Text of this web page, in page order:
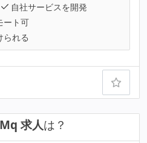
自社サービスを開発
ート可
られる
求人は？